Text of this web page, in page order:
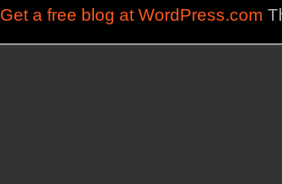
Get a free blog at WordPress.com